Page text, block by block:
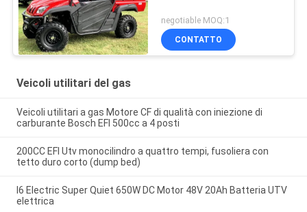
negotiable MOQ:1
CONTATTO
Veicoli utilitari del gas
Veicoli utilitari a gas Motore CF di qualità con iniezione di
carburante Bosch EFI 500cc a 4 posti
200CC EFI Utv monocilindro a quattro tempi, fusoliera con
tetto duro corto (dump bed)
I6 Electric Super Quiet 650W DC Motor 48V 20Ah Batteria UTV
elettrica